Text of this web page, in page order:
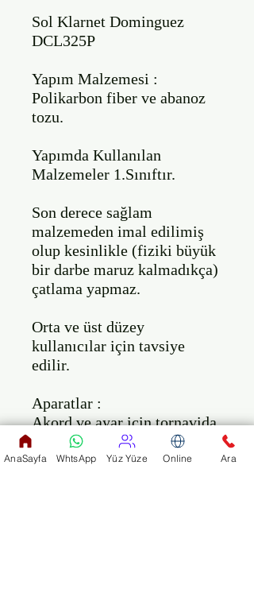
Sol Klarnet Dominguez
DCL325P
Yapım Malzemesi :
Polikarbon fiber ve abanoz
tozu.
Yapımda Kullanılan
Malzemeler 1.Sınıftır.
Son derece sağlam
malzemeden imal edilimiş
olup kesinlikle (fiziki büyük
bir darbe maruz kalmadıkça)
çatlama yapmaz.
Orta ve üst düzey
kullanıcılar için tavsiye
edilir.
Aparatlar :
Akord ve ayar için tornavida.
Koruma çantası yeni model
(hardcase).
AnaSayfa WhtsApp Yüz Yüze Online Ara